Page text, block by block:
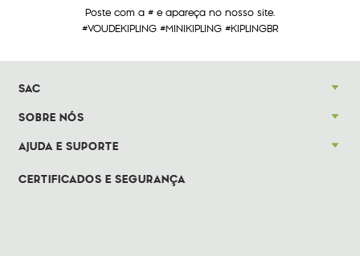
Poste com a # e apareça no nosso site.
#VOUDEKIPLING #MINIKIPLING #KIPLINGBR
SAC
SOBRE NÓS
AJUDA E SUPORTE
CERTIFICADOS E SEGURANÇA